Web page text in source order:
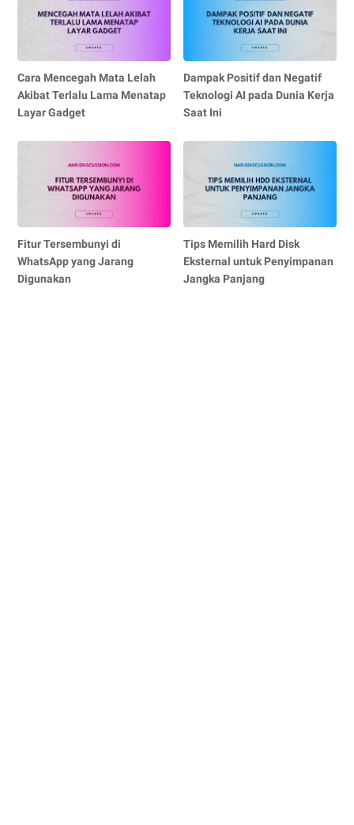
Cara Mencegah Mata Lelah
Akibat Terlalu Lama Menatap
Layar Gadget
Dampak Positif dan Negatif
Teknologi AI pada Dunia Kerja
Saat Ini
Fitur Tersembunyi di
WhatsApp yang Jarang
Digunakan
Tips Memilih Hard Disk
Eksternal untuk Penyimpanan
Jangka Panjang